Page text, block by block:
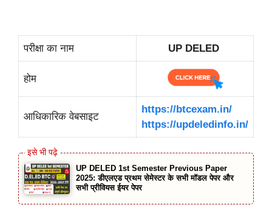
परीक्षा का नाम UP DELED
होम
आधिकारिक वेबसाइट
https://btcexam.in/
https://updeledinfo.in/
UP DELED 1st Semester Previous Paper
2025: डीएलएड प्रथम सेमेस्टर के सभी मॉडल पेपर और
सभी प्रीवियस ईयर पेपर